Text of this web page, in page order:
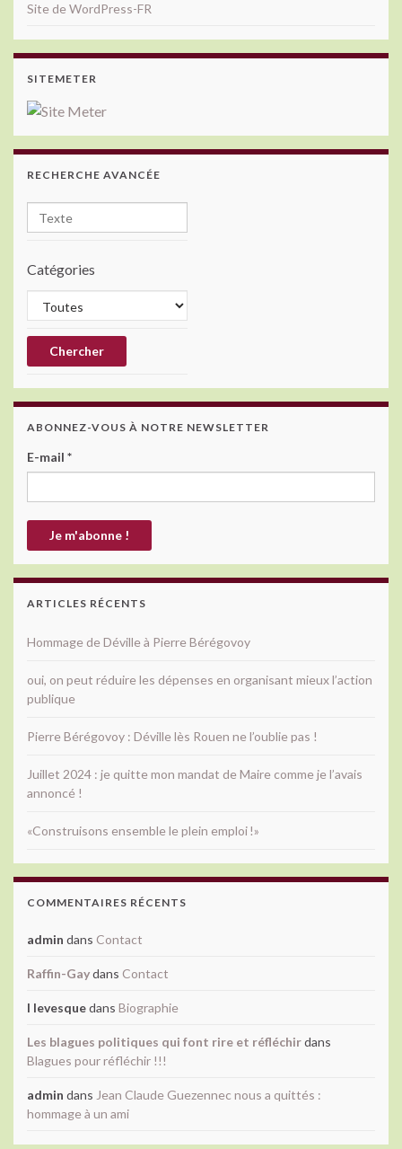
Site de WordPress-FR
SITEMETER
RECHERCHE AVANCÉE
Catégories
ABONNEZ-VOUS À NOTRE NEWSLETTER
E-mail *
ARTICLES RÉCENTS
Hommage de Déville à Pierre Bérégovoy
oui, on peut réduire les dépenses en organisant mieux l’action
publique
Pierre Bérégovoy : Déville lès Rouen ne l’oublie pas !
Juillet 2024 : je quitte mon mandat de Maire comme je l’avais
annoncé !
«Construisons ensemble le plein emploi !»
COMMENTAIRES RÉCENTS
admin dans Contact
Raffin-Gaydans Contact
l levesquedans Biographie
Les blagues politiques qui font rire et réfléchirdans
Blagues pour réfléchir !!!
admin dans Jean Claude Guezennec nous a quittés :
hommage à un ami